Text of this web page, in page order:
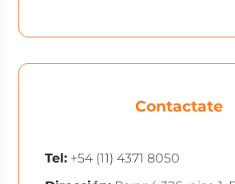
Contactate
Tel: +54 (11) 4371 8050